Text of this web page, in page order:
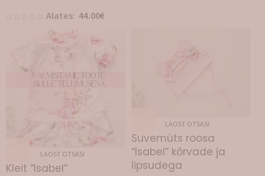
Alates: 44.00€
LAOST OTSAS!
Kleit “Isabel”
LAOST OTSAS!
Suvemüts roosa
“Isabel” kõrvade ja
lipsudega